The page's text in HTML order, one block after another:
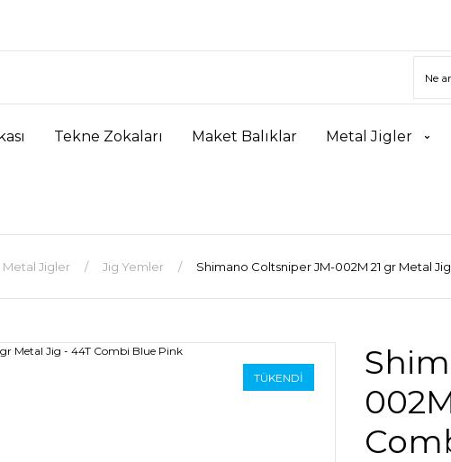
Tekne Zokaları Maket Balıklar Metal Jigler
Metal Jigler Jig Yemler Shimano Coltsniper JM-002M 21 gr Metal
TÜKENDİ